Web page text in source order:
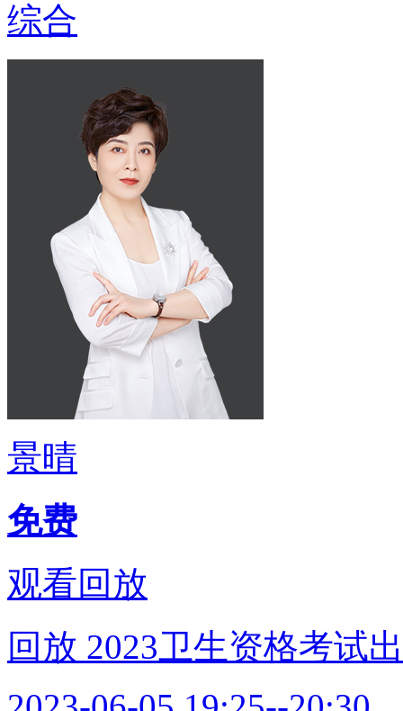
综合
景晴
免费
观看回放
回放 2023卫生资格考试